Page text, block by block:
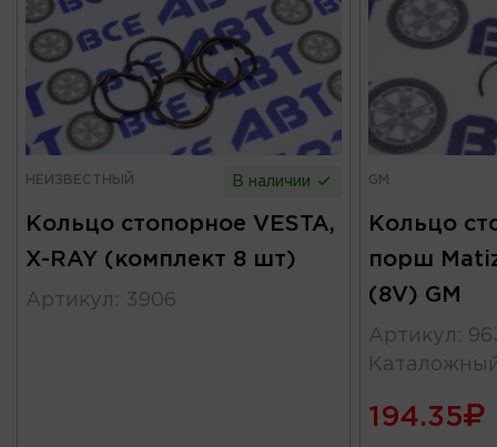
НЕИЗВЕСТНЫЙ В наличии
Кольцо стопорное VESTA,
X-RAY (комплект 8 шт)
Артикул : 3906
GM
Кольцо
порш Matiz
(8V) GM
Артикул :
194.35